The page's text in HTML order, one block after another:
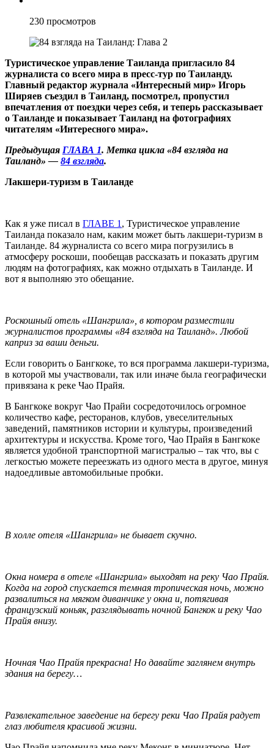
230 просмотров
Туристическое управление Таиланда пригласило 84
журналиста со всего мира в пресс-тур по Таиланду.
Главный редактор журнала «Интересный мир» Игорь
Ширяев съездил в Таиланд, посмотрел, пропустил
впечатления от поездки через себя, и теперь рассказывает
о Таиланде и показывает Таиланд на фотографиях
читателям «Интересного мира».
Предыдущая ГЛАВА 1. Метка цикла «84 взгляда на
Таиланд» — 84 взгляда.
Лакшери-туризм в Таиланде
Как я уже писал в ГЛАВЕ 1 , Туристическое управление
Таиланда показало нам, каким может быть лакшери-туризм в
Таиланде. 84 журналиста со всего мира погрузились в
атмосферу роскоши, пообещав рассказать и показать другим
людям на фотографиях, как можно отдыхать в Таиланде. И
вот я выполняю это обещание.
Роскошный отель «Шангрила», в котором разместили
журналистов программы «84 взгляда на Таиланд». Любой
каприз за ваши деньги.
Если говорить о Бангкоке, то вся программа лакшери-туризма,
в которой мы участвовали, так или иначе была географически
привязана к реке Чао Прайя.
В Бангкоке вокруг Чао Прайи сосредоточилось огромное
количество кафе, ресторанов, клубов, увеселительных
заведений, памятников истории и культуры, произведений
архитектуры и искусства. Кроме того, Чао Прайя в Бангкоке
является удобной транспортной магистралью – так что, вы с
легкостью можете переезжать из одного места в другое, минуя
надоедливые автомобильные пробки.
В холле отеля «Шангрила» не бывает скучно.
Окна номера в отеле «Шангрила» выходят на реку Чао Прайя.
Когда на город спускается темная тропическая ночь, можно
развалиться на мягком диванчике у окна и, потягивая
французский коньяк, разглядывать ночной Бангкок и реку Чао
Прайя внизу.
Ночная Чао Прайя прекрасна! Но давайте заглянем внутрь
здания на берегу…
Развлекательное заведение на берегу реки Чао Прайя радует
глаз любителя красивой жизни.